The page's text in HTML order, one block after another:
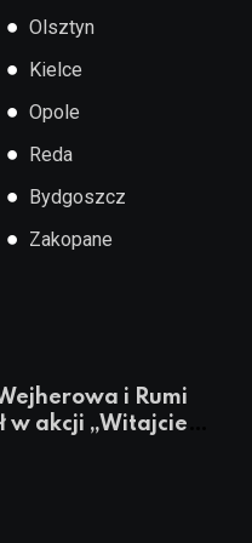
● Olsztyn
● Kielce
● Opole
● Reda
● Bydgoszcz
● Zakopane
i Rumi
w akcji „Witajcie